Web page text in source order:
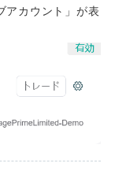
アカウント」が表